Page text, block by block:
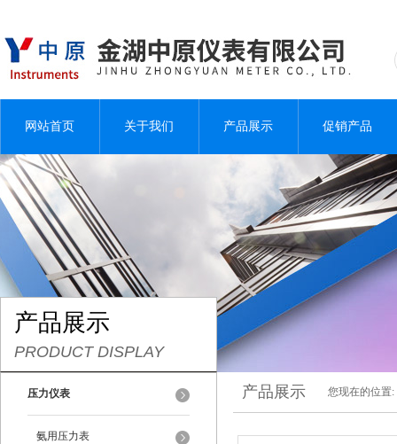
网站首页 关于我们 产品展示 促销产品
产品展示
PRODUCT DISPLAY
压力仪表
氨用压力表
产品展示 您现在的位置: